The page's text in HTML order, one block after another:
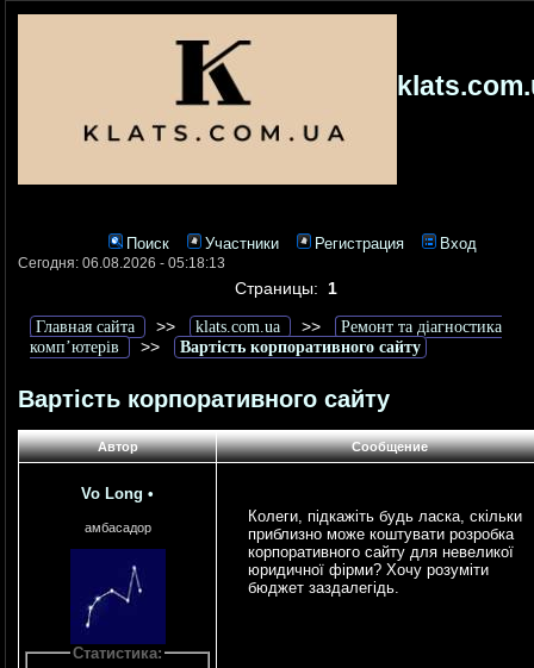
Поиск Участники Регистрация Вход
Сегодня: 06.08.2026 - 05:18:13
Страницы: 1
Главная сайта >> klats.com.ua >>
Ремонт та діагностика
комп’ютерів
>> Вартість корпоративного сайту
Вартість корпоративного сайту
Автор Сообщение
Vo Long •
амбасадор
Статистика:
Колеги, підкажіть будь ласка, скільки
приблизно може коштувати розробка
корпоративного сайту для невеликої
юридичної фірми? Хочу розуміти
бюджет заздалегідь.